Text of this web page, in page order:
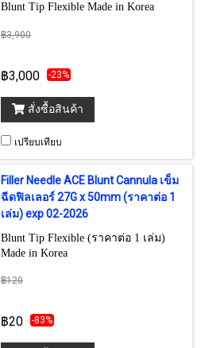
Blunt Tip Flexible Made in Korea
฿3,900
฿3,000 -23%
สั่งซื้อสินค้า
เปรียบเทียบ
Filler Needle ACE Blunt Cannula เข็ม
ฉีดฟิลเลอร์ 27G x 50mm (ราคาต่อ 1
เล่ม) exp 02-2026
Blunt Tip Flexible (ราคาต่อ 1 เล่ม)
Made in Korea
฿120
฿20 -83%